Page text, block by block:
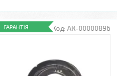
АК-00000896
ГАРАНТІЯ